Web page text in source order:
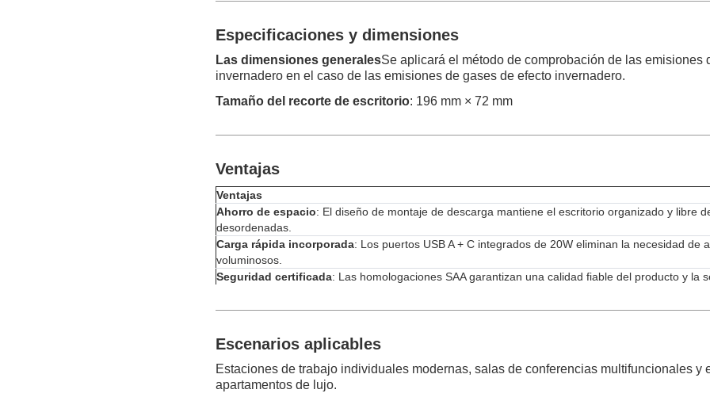
Especificaciones y dimensiones
Las dimensiones generalesSe aplicará el método de comprobación de las emisiones
invernadero en el caso de las emisiones de gases de efecto invernadero.
Tamaño del recorte de escritorio: 196 mm × 72 mm
Ventajas
Ventajas
Ahorro de espacio: El diseño de montaje de descarga mantiene el escritorio organizado y libre
desordenadas.
Carga rápida incorporada: Los puertos USB A + C integrados de 20W eliminan la necesidad de
voluminosos.
Seguridad certificada: Las homologaciones SAA garantizan una calidad fiable del producto y la
Escenarios aplicables
Estaciones de trabajo individuales modernas, salas de conferencias multifuncionales y
apartamentos de lujo.